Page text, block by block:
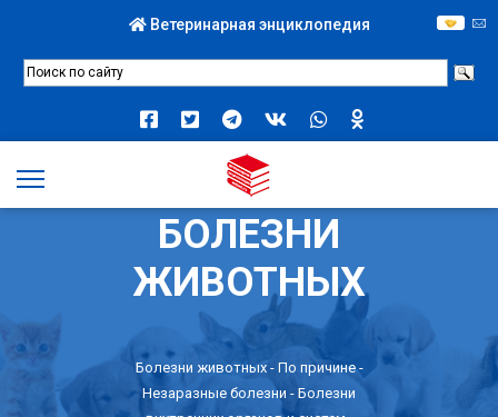
Ветеринарная энциклопедия
БОЛЕЗНИ
ЖИВОТНЫХ
Болезни животных - По причине-
Незаразные болезни - Болезни